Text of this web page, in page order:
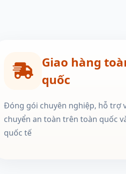
Giao hàng
quốc
Đóng gói chuyên nghiệp, hỗ trợ
chuyển an toàn trên toàn quốc
quốc tế